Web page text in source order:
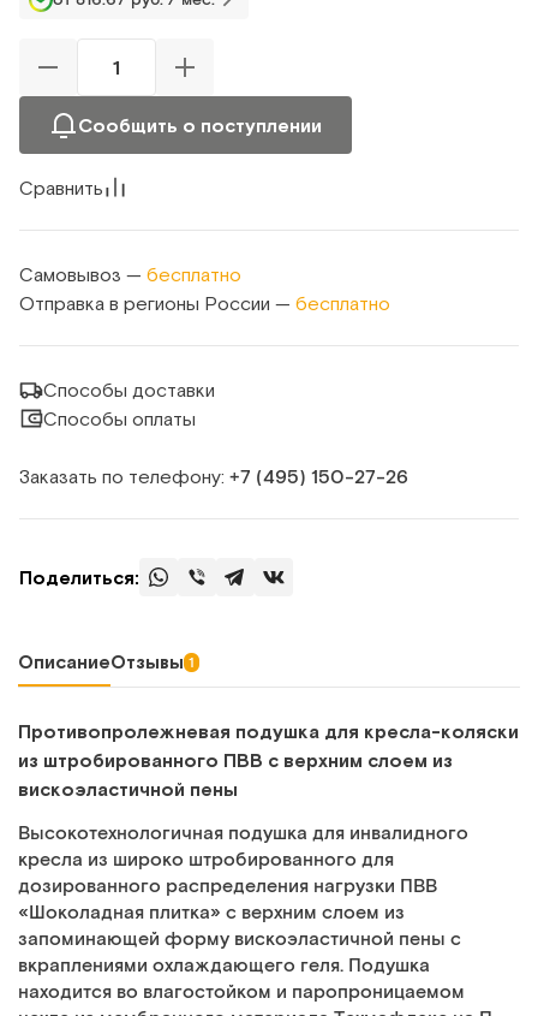
Сообщить о поступлении
Сравнить
Самовывоз — бесплатно
Отправка в регионы России — бесплатно
Способы доставки
Способы оплаты
Заказать по телефону: +7 (495) 150‑27‑26
Поделиться:
ОписаниеОтзывы 1
Противопролежневая подушка для кресла-коляски
из штробированного ПВВ с верхним слоем из
вискоэластичной пены
Высокотехнологичная подушка для инвалидного
кресла из широко штробированного для
дозированного распределения нагрузки ПВВ
«Шоколадная плитка» с верхним слоем из
запоминающей форму вискоэластичной пены с
вкраплениями охлаждающего геля. Подушка
находится во влагостойком и паропроницаемом